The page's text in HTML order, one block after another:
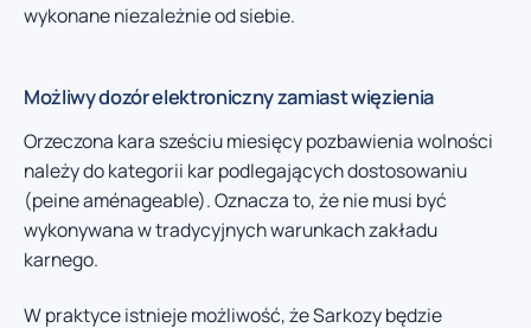
wykonane niezależnie od siebie.
Możliwy dozór elektroniczny zamiast więzienia
Orzeczona kara sześciu miesięcy pozbawienia wolności
należy do kategorii kar podlegających dostosowaniu
(peine aménageable). Oznacza to, że nie musi być
wykonywana w tradycyjnych warunkach zakładu
karnego.
W praktyce istnieje możliwość, że Sarkozy będzie